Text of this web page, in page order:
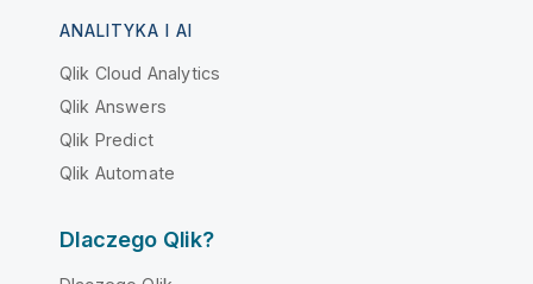
ANALITYKA I AI
Qlik Cloud Analytics
Qlik Answers
Qlik Predict
Qlik Automate
Dlaczego Qlik?